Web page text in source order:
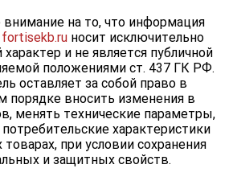
на то, что информация
fortisekb.ru носит исключительно
и не является публичной
положениями ст. 437 ГК РФ.
оставляет за собой право в
порядке вносить изменения в
менять технические параметры,
характеристики
при условии сохранения
и защитных свойств.